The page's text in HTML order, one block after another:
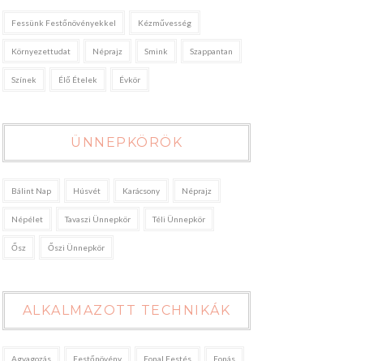
Fessünk Festőnövényekkel Kézművesség
Környezettudat Néprajz Smink Szappantan
Színek Élő Ételek Évkör
ÜNNEPKÖRÖK
Bálint Nap Húsvét Karácsony Néprajz
Népélet Tavaszi Ünnepkör Téli Ünnepkör
Ősz Őszi Ünnepkör
ALKALMAZOTT TECHNIKÁK
Agyagozás Festőnövény Fonal Festés Fonás